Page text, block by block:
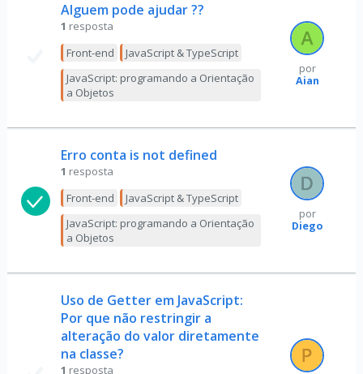
Alguem pode ajudar ??
1 resposta
Front-end
JavaScript & TypeScript
JavaScript: programando a Orientação
a Objetos
por
Aian
Erro conta is not defined
1 resposta
Front-end
JavaScript & TypeScript
JavaScript: programando a Orientação
a Objetos
por
Diego
Uso de Getter em JavaScript:
Por que não restringir a
alteração do valor diretamente
na classe?
1 resposta